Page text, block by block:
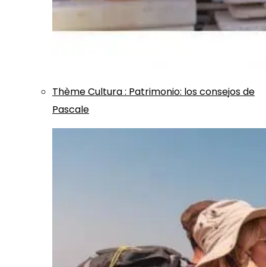
ThèmeCultura: Patrimonio: los consejos de
Pascale